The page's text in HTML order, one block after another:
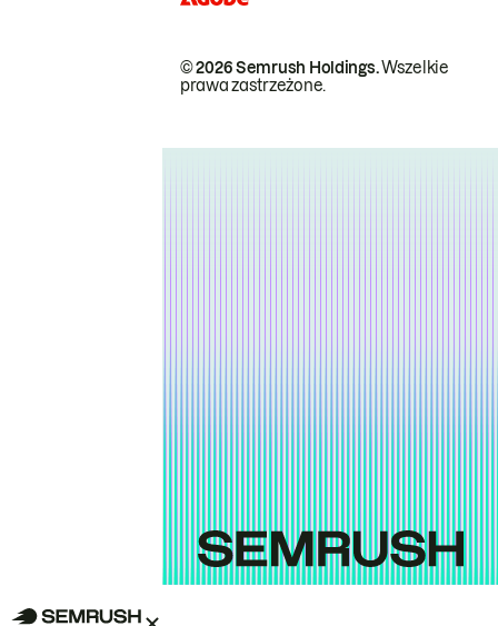
© 2026 Semrush Holdings.Wszelkie
prawa zastrzeżone.